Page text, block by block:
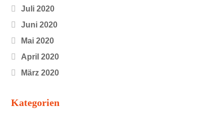
Juli 2020
Juni 2020
Mai 2020
April 2020
März 2020
Kategorien